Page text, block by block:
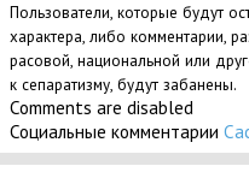
Пользователи, которые будут
характера, либо комментарии,
расовой, национальной или
к сепаратизму, будут забанены.
Comments are disabled
Социальные комментарии